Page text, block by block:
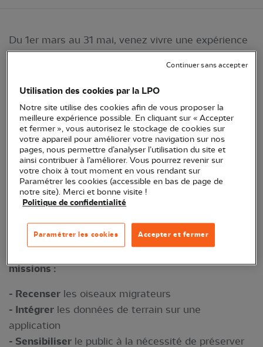
Du 1er mars au 31 mai, venez vivre une expérience
unique à nos côtés : recenser les oiseaux
Étude de la migration sur la Pointe de Grave ©
Paul Capbern
missions :
- Recenser les oiseaux migrateurs
- Intégrer les données de terrain sur une
application
- Sensibiliser le public à la nécessité de préserver
Utilisation des cookies par la LPO
Notre site utilise des cookies afin de vous proposer la
meilleure expérience possible. En cliquant sur « Accepter
et fermer », vous autorisez le stockage de cookies sur
votre appareil pour améliorer votre navigation sur nos
pages, nous permettre d’analyser l’utilisation du site et
ainsi contribuer à l’améliorer. Vous pourrez revenir sur
votre choix à tout moment en vous rendant sur
Paramétrer les cookies (accessible en bas de page de
notre site). Merci et bonne visite !
Politique de confidentialité
Accepter et fermer
Paramétrer les cookies
Continuer sans accepter